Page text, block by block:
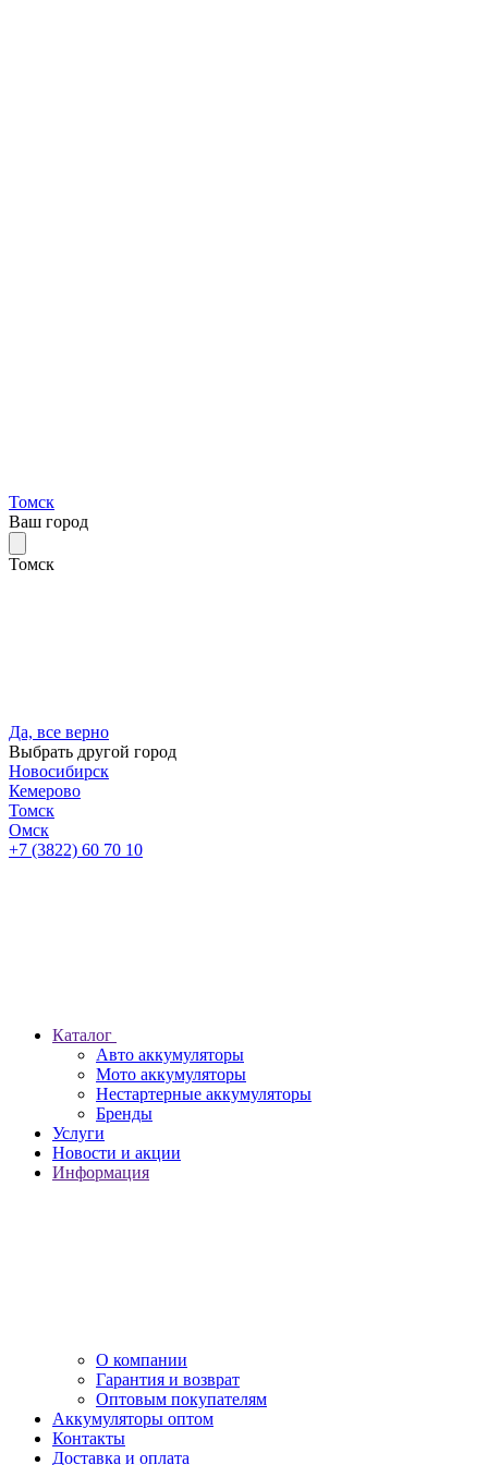
Томск
Ваш город
Томск
Да, все верно
Выбрать другой город
Новосибирск
Кемерово
Томск
Омск
+7 (3822) 60 70 10
Каталог
Авто аккумуляторы
Мото аккумуляторы
Нестартерные аккумуляторы
Бренды
Услуги
Новости и акции
Информация
О компании
Гарантия и возврат
Оптовым покупателям
Аккумуляторы оптом
Контакты
Доставка и оплата